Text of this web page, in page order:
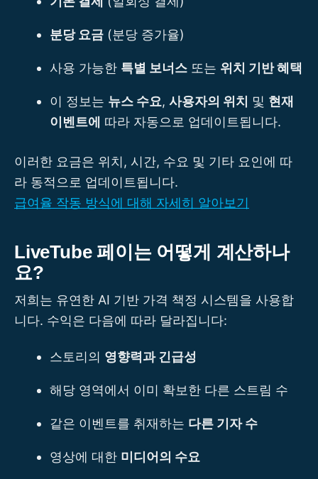
분당 요금 (분당 증가율)
사용 가능한 특별 보너스 또는 위치 기반 혜택
이 정보는 뉴스 수요, 사용자의 위치 및 현재
이벤트에 따라 자동으로 업데이트됩니다.
이러한 요금은 위치, 시간, 수요 및 기타 요인에 따
라 동적으로 업데이트됩니다.
급여율 작동 방식에 대해 자세히 알아보기
LiveTube 페이는 어떻게 계산하나
요?
저희는 유연한 AI 기반 가격 책정 시스템을 사용합
니다. 수익은 다음에 따라 달라집니다:
스토리의 영향력과 긴급성
해당 영역에서 이미 확보한 다른 스트림 수
같은 이벤트를 취재하는 다른 기자 수
영상에 대한 미디어의 수요